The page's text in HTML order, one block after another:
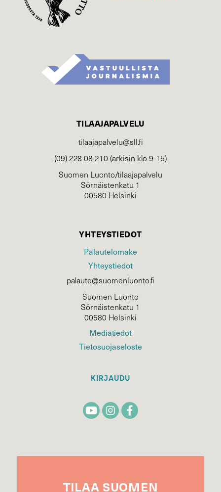
TILAAJAPALVELU
tilaajapalvelu@sll.fi
(09) 228 08 210 (arkisin klo 9-15)
Suomen Luonto/tilaajapalvelu
Sörnäistenkatu 1
00580 Helsinki
YHTEYSTIEDOT
Palautelomake
Yhteystiedot
palaute@suomenluonto.fi
Suomen Luonto
Sörnäistenkatu 1
00580 Helsinki
Mediatiedot
Tietosuojaseloste
KIRJAUDU
TILAA SUOMEN